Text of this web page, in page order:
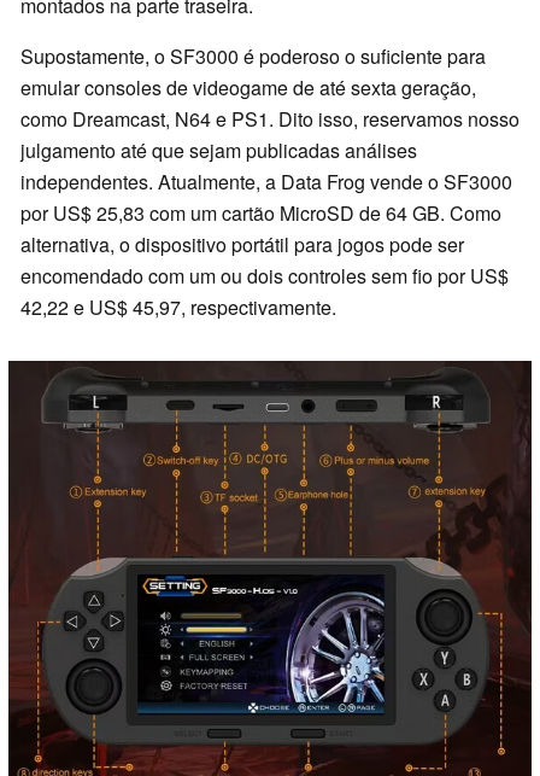
montados na parte traseira.
Supostamente, o SF3000 é poderoso o suficiente para
emular consoles de videogame de até sexta geração,
como Dreamcast, N64 e PS1. Dito isso, reservamos nosso
julgamento até que sejam publicadas análises
independentes. Atualmente, a Data Frog vende o SF3000
por US$ 25,83 com um cartão MicroSD de 64 GB. Como
alternativa, o dispositivo portátil para jogos pode ser
encomendado com um ou dois controles sem fio por US$
42,22 e US$ 45,97, respectivamente.